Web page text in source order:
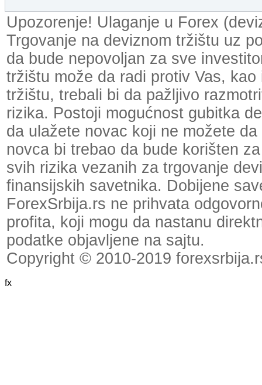
Upozorenje! Ulaganje u Forex
Trgovanje na deviznom tržištu uz
da bude nepovoljan za sve
tržištu može da radi protiv Vas,
tržištu, trebali bi da pažljivo
rizika. Postoji mogućnost gubitka
da ulažete novac koji ne možete
novca bi trebao da bude korišten
svih rizika vezanih za trgovanje
finansijskih savetnika. Dobijene
ForexSrbija.rs ne prihvata
profita, koji mogu da nastanu
podatke objavljene na sajtu.
Copyright © 2010-2019
fx